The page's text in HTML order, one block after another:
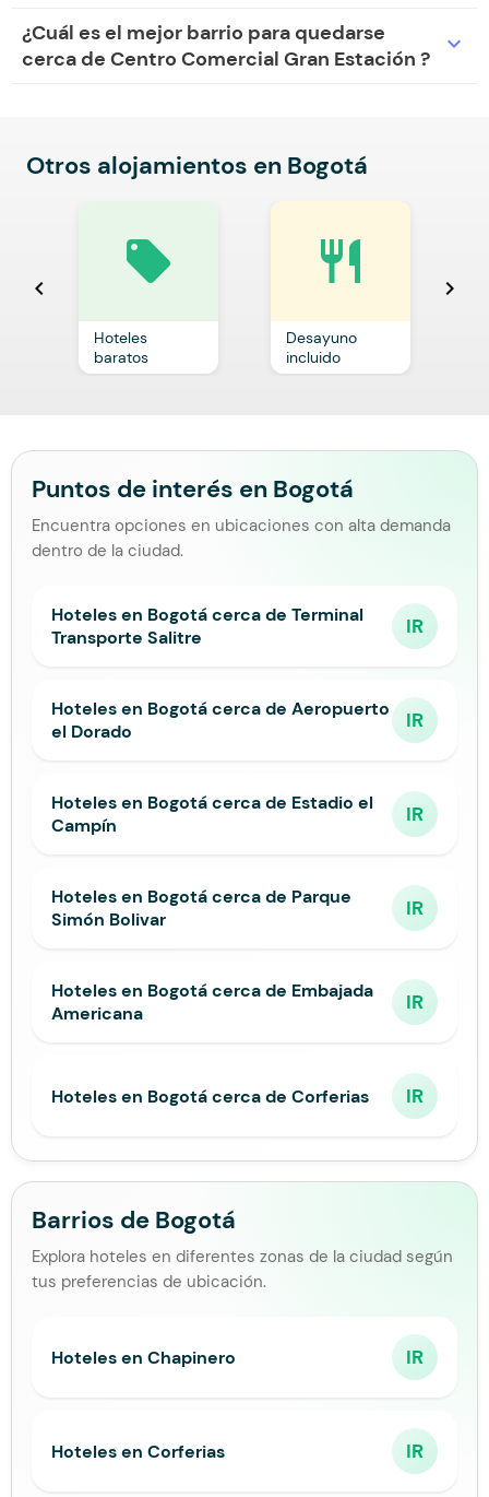
¿Cuál es el mejor barrio para quedarse
cerca de Centro Comercial Gran Estación ?
expand_more
Otros alojamientos en Bogotá
chevron_left
local_offer
Hoteles
baratos
restaurant
Desayuno
incluido
chevron_right
Puntos de interés en Bogotá
Encuentra opciones en ubicaciones con alta demanda
dentro de la ciudad.
Hoteles en Bogotá cerca de Terminal
Transporte Salitre
IR
Hoteles en Bogotá cerca de Aeropuerto
el Dorado
IR
Hoteles en Bogotá cerca de Estadio el
Campín
IR
Hoteles en Bogotá cerca de Parque
Simón Bolivar
IR
Hoteles en Bogotá cerca de Embajada
Americana
IR
Hoteles en Bogotá cerca de Corferias IR
Barrios de Bogotá
Explora hoteles en diferentes zonas de la ciudad según
tus preferencias de ubicación.
Hoteles en Chapinero IR
Hoteles en Corferias IR